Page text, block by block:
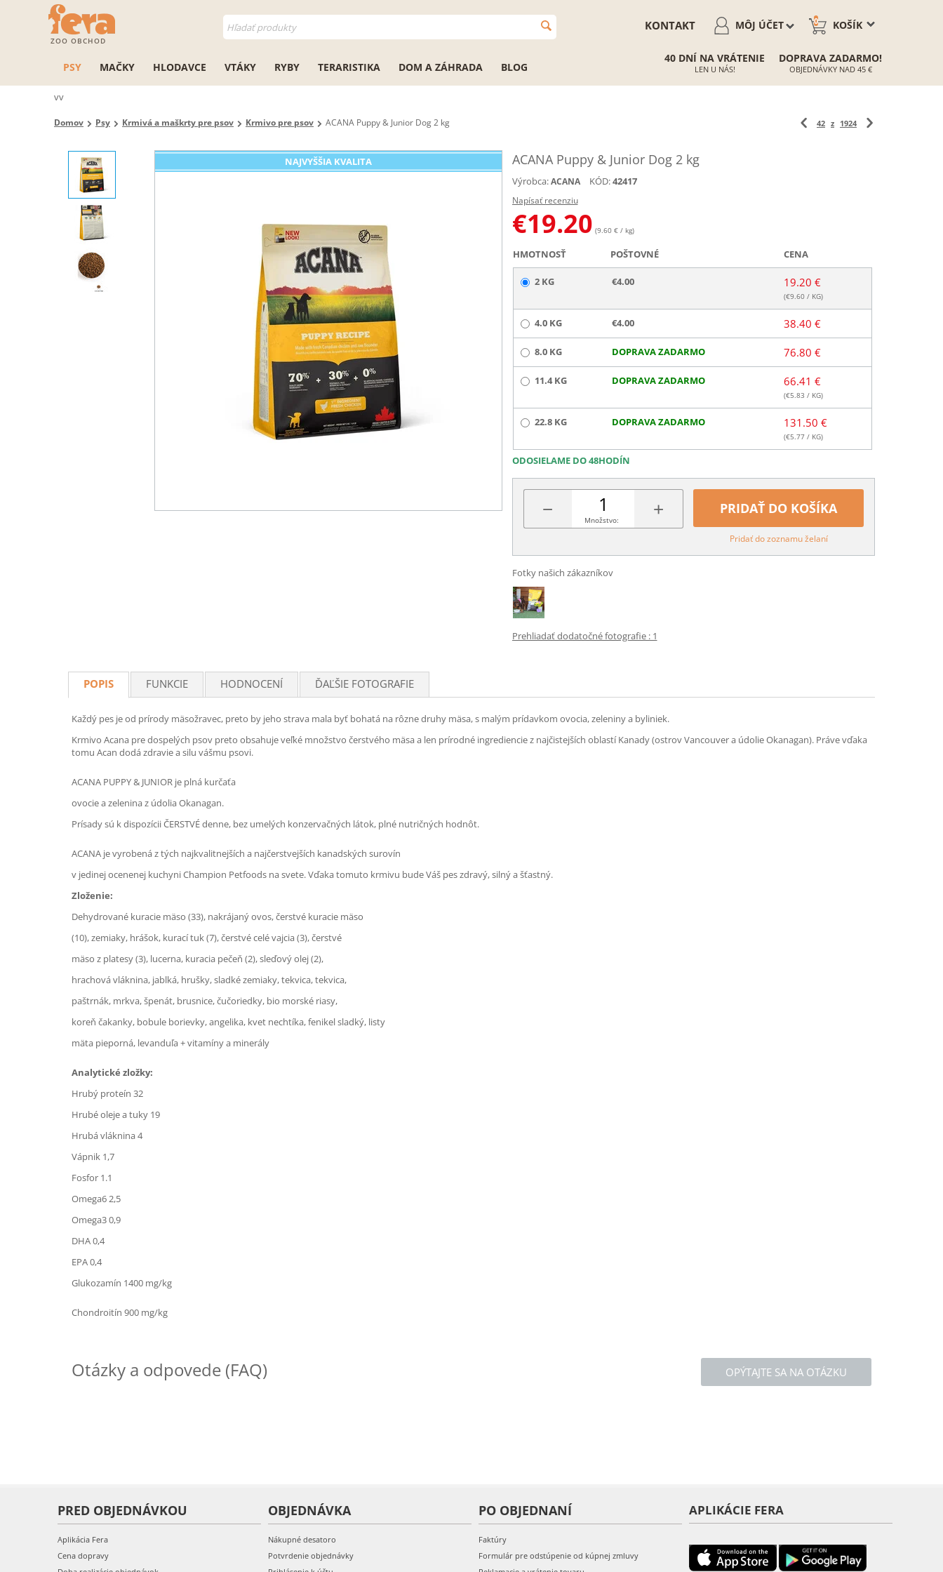
ZOO OBCHOD
KOŠÍK
0
MÔJ ÚČET
KONTAKT
PSY MAČKY HLODAVCE VTÁKY RYBY TERARISTIKA DOM A ZÁHRADA BLOG
40 DNÍ NA VRÁTENIE
LEN U NÁS!
DOPRAVA ZADARMO!
OBJEDNÁVKY NAD 45 €
vv
Domov Psy Krmivá a maškrty pre psov Krmivo pre psov ACANA Puppy & Junior Dog 2 kg 42 z 1924
NAJVYŠŠIA KVALITA ACANA Puppy & Junior Dog 2 kg
Výrobca: ACANA KÓD:42417
Napísať recenziu
€19.20 (9.60 € / kg)
HMOTNOSŤ POŠTOVNÉ CENA
2 KG €4.00 19.20 €
(€9.60/ KG)
4.0 KG €4.00 38.40 €
8.0 KG DOPRAVA ZADARMO 76.80 €
11.4 KG DOPRAVA ZADARMO 66.41 €
(€5.83 / KG)
22.8 KG DOPRAVA ZADARMO 131.50 €
(€5.77/ KG)
ODOSIELAME DO 48HODÍN
− +
Množstvo:
PRIDAŤ DO KOŠÍKA
Pridať do zoznamu želaní
Fotky našich zákazníkov
Prehliadať dodatočné fotografie : 1
POPIS FUNKCIE HODNOCENÍ ĎAĽŠIE FOTOGRAFIE
Každý pes je od prírody mäsožravec, preto by jeho strava mala byť bohatá na rôzne druhy mäsa, s malým prídavkom ovocia, zeleniny a byliniek.
Krmivo Acana pre dospelých psov preto obsahuje veľké množstvo čerstvého mäsa a len prírodné ingrediencie z najčistejších oblastí Kanady (ostrov Vancouver a údolie Okanagan). Práve vďaka
tomu Acan dodá zdravie a silu vášmu psovi.
ACANA PUPPY & JUNIOR je plná kurčaťa
ovocie a zelenina z údolia Okanagan.
Prísady sú k dispozícii ČERSTVÉ denne, bez umelých konzervačných látok, plné nutričných hodnôt.
ACANA je vyrobená z tých najkvalitnejších a najčerstvejších kanadských surovín
v jedinej ocenenej kuchyni Champion Petfoods na svete. Vďaka tomuto krmivu bude Váš pes zdravý, silný a šťastný.
Zloženie:
Dehydrované kuracie mäso (33), nakrájaný ovos, čerstvé kuracie mäso
(10), zemiaky, hrášok, kurací tuk (7), čerstvé celé vajcia (3), čerstvé
mäso z platesy (3), lucerna, kuracia pečeň (2), sleďový olej (2),
hrachová vláknina, jablká, hrušky, sladké zemiaky, tekvica, tekvica,
paštrnák, mrkva, špenát, brusnice, čučoriedky, bio morské riasy,
koreň čakanky, bobule borievky, angelika, kvet nechtíka, fenikel sladký, listy
mäta pieporná, levanduľa + vitamíny a minerály
Analytické zložky:
Hrubý proteín 32
Hrubé oleje a tuky 19
Hrubá vláknina 4
Vápnik 1,7
Fosfor 1.1
Omega6 2,5
Omega3 0,9
DHA 0,4
EPA 0,4
Glukozamín 1400 mg/kg
Chondroitín 900 mg/kg
OPÝTAJTE SA NA OTÁZKU
Otázky a odpovede (FAQ)
PRED OBJEDNÁVKOU
Aplikácia Fera
Cena dopravy
OBJEDNÁVKA
Nákupné desatoro
Potvrdenie objednávky
PO OBJEDNANÍ
Faktúry
Formulár pre odstúpenie od kúpnej zmluvy
APLIKÁCIE FERA